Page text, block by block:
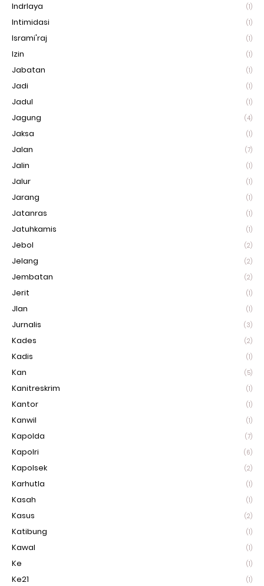
Indrlaya (1)
Intimidasi (1)
Isrami'raj (1)
Izin (1)
Jabatan (1)
Jadi (1)
Jadul (1)
Jagung (4)
Jaksa (1)
Jalan (7)
Jalin (1)
Jalur (1)
Jarang (1)
Jatanras (1)
Jatuhkamis (1)
Jebol (2)
Jelang (2)
Jembatan (2)
Jerit (1)
Jlan (1)
Jurnalis (3)
Kades (2)
Kadis (1)
Kan (5)
Kanitreskrim (1)
Kantor (1)
Kanwil (1)
Kapolda (7)
Kapolri (6)
Kapolsek (2)
Karhutla (1)
Kasah (1)
Kasus (2)
Katibung (1)
Kawal (1)
Ke (1)
Ke21 (1)